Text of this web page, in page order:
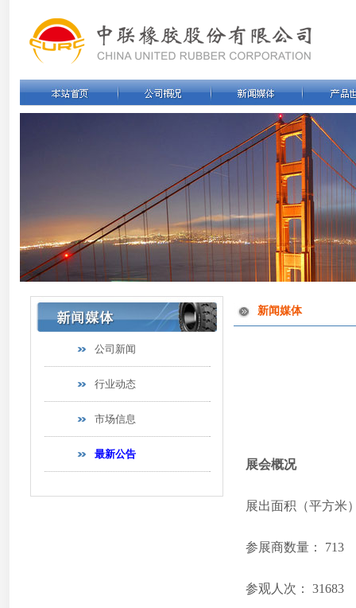
公司新闻
行业动态
市场信息
最新公告
新闻媒体
展会概况
展出面积（平方米
参展商数量： 713
参观人次： 31683